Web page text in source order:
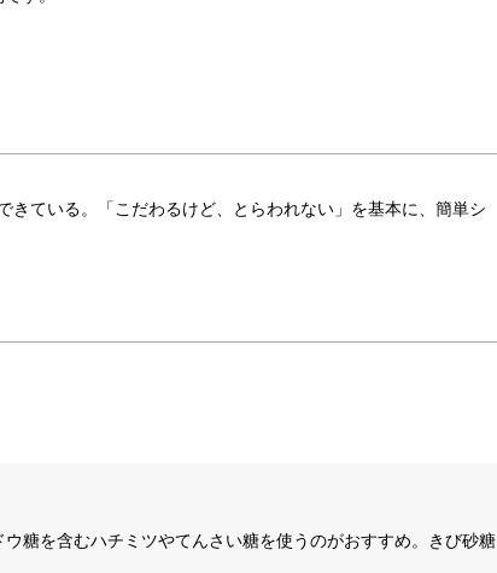
きている。「こだわるけど、とらわれない」を基本に、簡単シ
糖を含むハチミツやてんさい糖を使うのがおすすめ。きび砂糖